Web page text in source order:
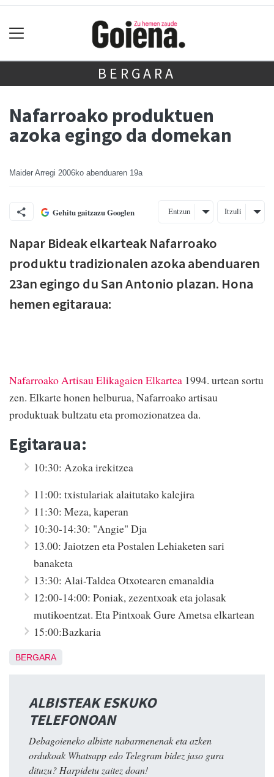
BERGARA
Nafarroako produktuen
azoka egingo da domekan
Maider Arregi 2006ko abenduaren 19a
Gehitu gaitzazu Googlen Entzun Itzuli
Napar Bideak elkarteak Nafarroako
produktu tradizionalen azoka abenduaren
23an egingo du San Antonio plazan. Hona
hemen egitaraua:
Nafarroako Artisau Elikagaien Elkartea 1994. urtean sortu
zen. Elkarte honen helburua, Nafarroako artisau
produktuak bultzatu eta promozionatzea da.
Egitaraua:
10:30: Azoka irekitzea
11:00: txistulariak alaitutako kalejira
11:30: Meza, kaperan
10:30-14:30: "Angie" Dja
13.00: Jaiotzen eta Postalen Lehiaketen sari
banaketa
13:30: Alai-Taldea Otxotearen emanaldia
12:00-14:00: Poniak, zezentxoak eta jolasak
mutikoentzat. Eta Pintxoak Gure Ametsa elkartean
15:00:Bazkaria
BERGARA
ALBISTEAK ESKUKO
TELEFONOAN
Debagoieneko albiste nabarmenenak eta azken
ordukoak Whatsapp edo Telegram bidez jaso gura
dituzu? Harpidetu zaitez doan!